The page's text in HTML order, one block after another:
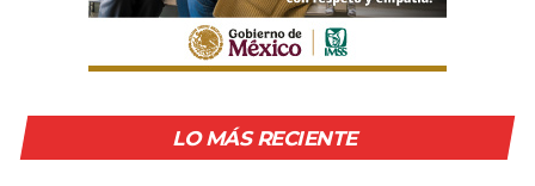
LO MÁS RECIENTE